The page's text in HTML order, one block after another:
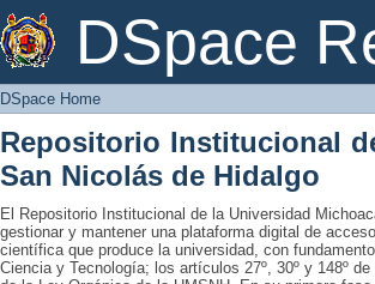
DSpace
DSpace Home
DSpace Home
Repositorio Institucional
San Nicolás de Hidalgo
El Repositorio Institucional de la Universidad
gestionar y mantener una plataforma digital de
científica que produce la universidad, con
Ciencia y Tecnología; los artículos 27º, 30º y 148º